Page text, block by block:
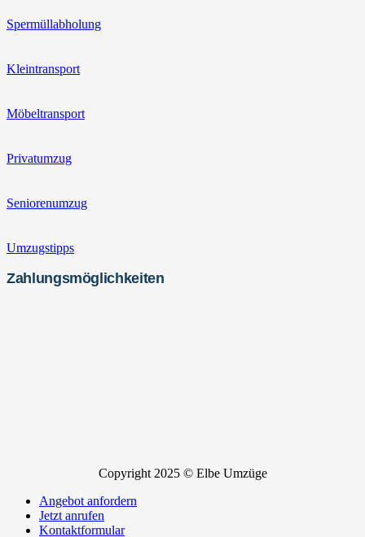
Spermüllabholung
Kleintransport
Möbeltransport
Privatumzug
Seniorenumzug
Umzugstipps
Zahlungsmöglichkeiten
Copyright 2025 © Elbe Umzüge
Angebot anfordern
Jetzt anrufen
Kontaktformular